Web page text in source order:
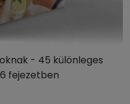
- 45 különleges
fejezetben